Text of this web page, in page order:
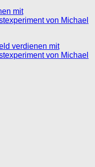
mit
von Michael
verdienen mit
von Michael